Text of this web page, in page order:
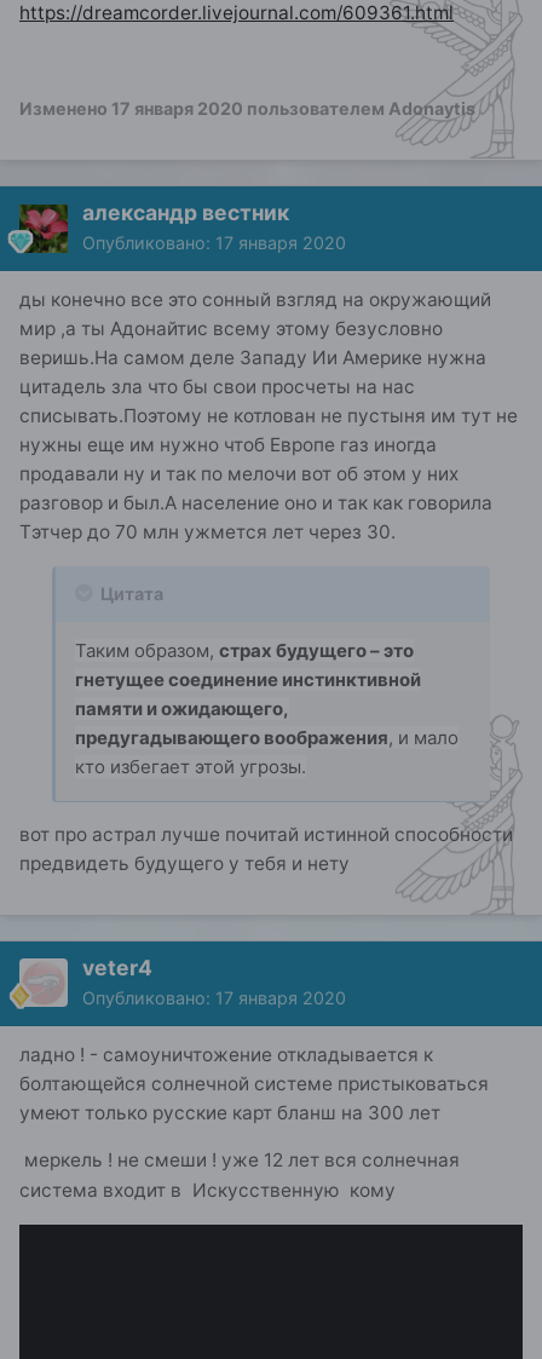
https://dreamcorder.livejournal.com/609361.html
Изменено 17 января 2020 пользователем Adonaytis
александр вестник
Опубликовано: 17 января 2020
ды конечно все это сонный взгляд на окружающий
мир ,а ты Адонайтис всему этому безусловно
веришь.На самом деле Западу Ии Америке нужна
цитадель зла что бы свои просчеты на нас
списывать.Поэтому не котлован не пустыня им тут не
нужны еще им нужно чтоб Европе газ иногда
продавали ну и так по мелочи вот об этом у них
разговор и был.А население оно и так как говорила
Тэтчер до 70 млн ужмется лет через 30.
Цитата
Таким образом, страх будущего – это
гнетущее соединение инстинктивной
памяти и ожидающего,
предугадывающего воображения, и мало
кто избегает этой угрозы.
вот про астрал лучше почитай истинной способности
предвидеть будущего у тебя и нету
veter4
Опубликовано: 17 января 2020
ладно ! - самоуничтожение откладывается к
болтающейся солнечной системе пристыковаться
умеют только русские карт бланш на 300 лет
меркель ! не смеши ! уже 12 лет вся солнечная
система входит в Искусственную кому